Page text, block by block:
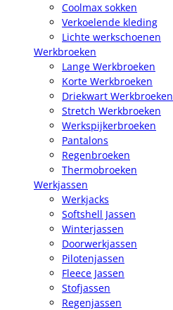
Coolmax sokken
Verkoelende kleding
Lichte werkschoenen
Werkbroeken
Lange Werkbroeken
Korte Werkbroeken
Driekwart Werkbroeken
Stretch Werkbroeken
Werkspijkerbroeken
Pantalons
Regenbroeken
Thermobroeken
Werkjassen
Werkjacks
Softshell Jassen
Winterjassen
Doorwerkjassen
Pilotenjassen
Fleece Jassen
Stofjassen
Regenjassen